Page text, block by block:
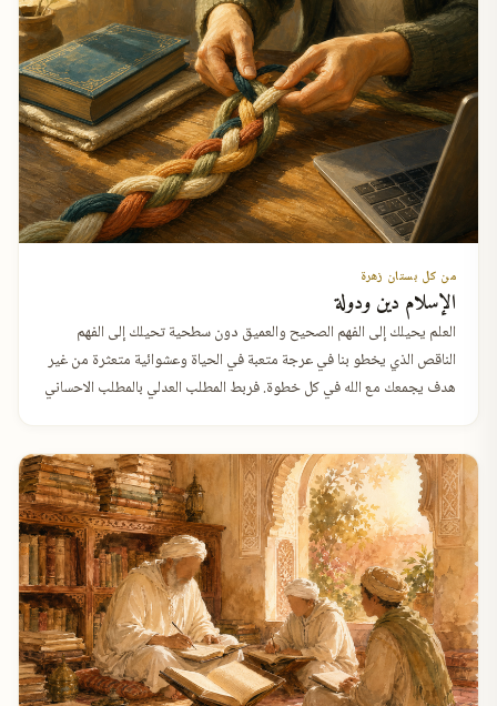
من كل بستان زهرة
الإسلام دين ودولة
العلم يحيلك إلى الفهم الصحيح والعميق دون سطحية تحيلك إلى الفهم
الناقص الذي يخطو بنا في عرجة متعبة في الحياة وعشوائية متعثرة من غير
هدف يجمعك مع الله في كل خطوة. فربط المطلب العدلي بالمطلب الاحساني